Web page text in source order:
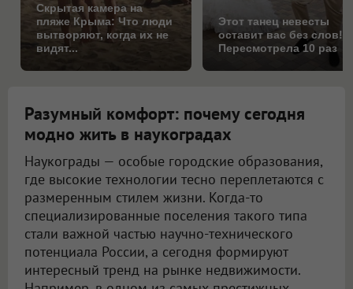
Скрытая камера на
пляже Крыма: Что люди
вытворяют, когда их не
видят...
Этот танец невесты
оставит вас без слов!
Пересмотрела 10 раз
Разумный комфорт: почему сегодня
модно жить в наукоградах
Наукограды — особые городские образования,
где высокие технологии тесно переплетаются с
размеренным стилем жизни. Когда-то
специализированные поселения такого типа
стали важной частью научно-технического
потенциала России, а сегодня формируют
интересный тренд на рынке недвижимости.